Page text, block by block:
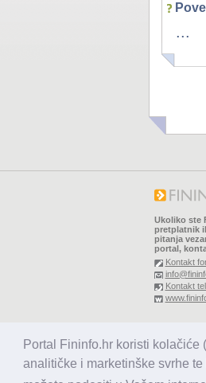
Portal Fininfo.hr koristi
analitičke i marketinške svrhe
...
Ukoliko ste
pretplatnik
pitanja
portal,
Kontakt
Kontakt
Sva prava